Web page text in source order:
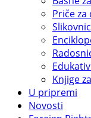
Priče za
Knjige
U pripremi
Novosti